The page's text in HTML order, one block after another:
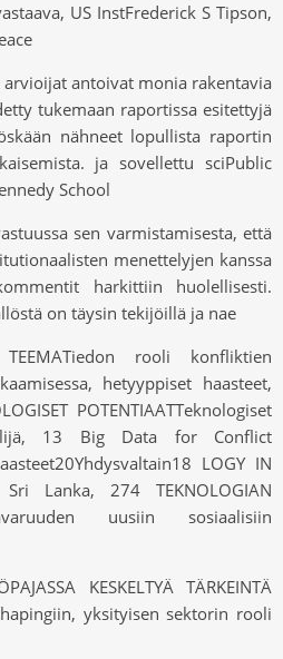
US InstFrederick S Tipson,
arvioijat antoivat monia rakentavia
tukemaan raportissa esitettyjä
nähneet lopullista raportin
ja sovellettu sciPublic
School
sen varmistamisesta, että
menettelyjen kanssa
harkittiin huolellisesti.
on täysin tekijöillä ja nae
rooli konfliktien
hetyyppiset haasteet,
POTENTIAATTeknologiset
13 Big Data for Conflict
LOGY IN
Lanka, 274 TEKNOLOGIAN
uusiin sosiaalisiin
KESKELTYÄ TÄRKEINTÄ
yksityisen sektorin rooli